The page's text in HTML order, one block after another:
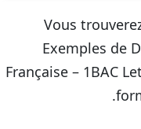
Vous
Exemples de
Française – 1BAC